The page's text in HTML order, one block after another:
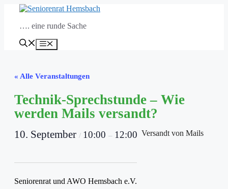
springen…. eine runde Sache
Menü
« Alle Veranstaltungen
Technik-Sprechstunde – Wie
werden Mails versandt?
10. September / 10:00 – 12:00 Versandt von Mails
Seniorenrat und AWO Hemsbach e.V.